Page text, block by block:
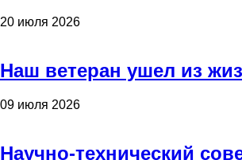
20 июля 2026
Наш ветеран ушел из
09 июля 2026
Научно-технический